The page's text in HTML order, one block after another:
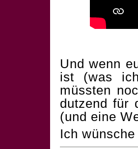
Und wenn
ist (was
müssten
dutzend für
(und eine
Ich